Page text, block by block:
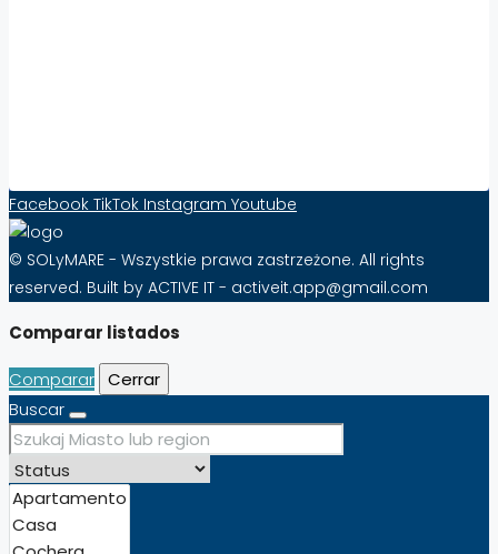
Facebook TikTok Instagram Youtube
© SOLyMARE - Wszystkie prawa zastrzeżone. All rights
reserved. Built by ACTIVE IT - activeit.app@gmail.com
Comparar listados
Comparar Cerrar
Buscar